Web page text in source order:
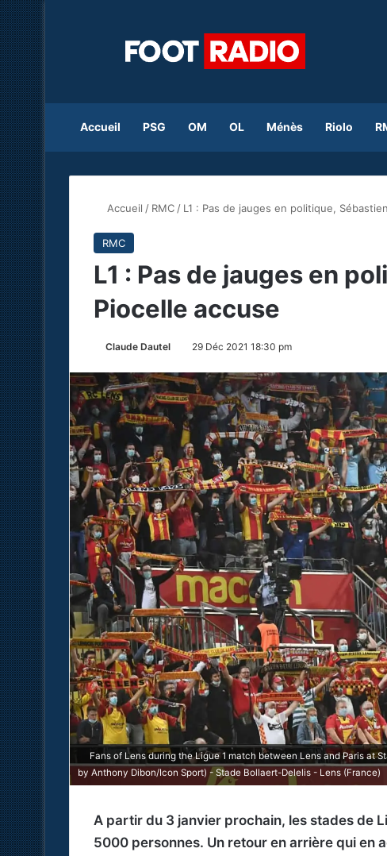
Accueil PSG OM OL Ménès Riolo
Accueil / RMC / L1 : Pas de jauges en politique,
RMC
L1 : Pas de jauges en
Piocelle accuse
Claude Dautel 29 Déc 2021 18:30 pm
Fans of Lens during the Ligue 1 match between Lens and Paris at
by Anthony Dibon/Icon Sport) - Stade Bollaert-Delelis - Lens (France)
A partir du 3 janvier prochain, les stades de
5000 personnes. Un retour en arrière qui en